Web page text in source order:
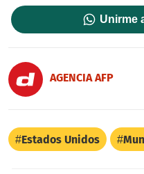
Unirme
AGENCIA AFP
Estados Unidos